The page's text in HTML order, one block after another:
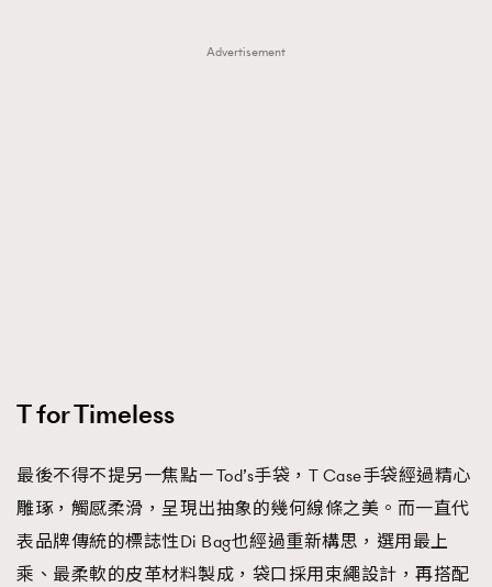
Advertisement
T for Timeless
最後不得不提另一焦點－Tod’s手袋，T Case手袋經過精心
雕琢，觸感柔滑，呈現出抽象的幾何線條之美。而一直代
表品牌傳統的標誌性Di Bag也經過重新構思，選用最上
乘、最柔軟的皮革材料製成，袋口採用束繩設計，再搭配